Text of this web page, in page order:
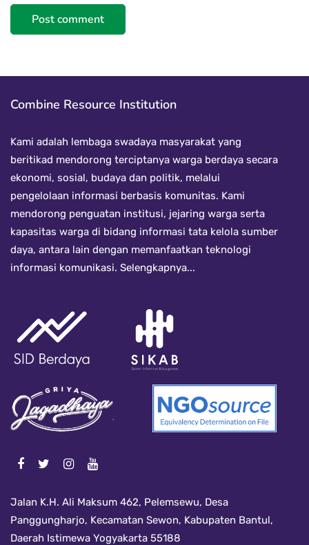
Combine Resource Institution
Kami adalah lembaga swadaya masyarakat yang
beritikad mendorong terciptanya warga berdaya secara
ekonomi, sosial, budaya dan politik, melalui
pengelolaan informasi berbasis komunitas. Kami
mendorong penguatan institusi, jejaring warga serta
kapasitas warga di bidang informasi tata kelola sumber
daya, antara lain dengan memanfaatkan teknologi
informasi komunikasi. Selengkapnya...
Jalan K.H. Ali Maksum 462, Pelemsewu, Desa
Panggungharjo, Kecamatan Sewon, Kabupaten Bantul,
Daerah Istimewa Yogyakarta 55188